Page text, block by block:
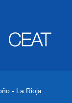
- La Rioja